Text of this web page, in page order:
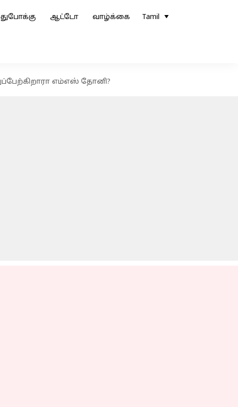
ஆட்டோ வாழ்க்கை Tamil
எம்எஸ் தோனி?